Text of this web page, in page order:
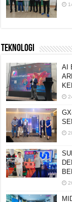
TEKNOLOGI
AI